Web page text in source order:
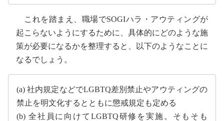
これを踏まえ、職場でSOGIハラ・アウティングが
起こらないようにするために、具体的にどのような施
策が必要になるかを整理すると、以下のようなことに
なるでしょう。
(a) 社内規定などでLGBTQ差別禁止やアウティングの
禁止を明文化するとともに懲戒規定も定める
(b) 全社員に向けてLGBTQ研修を実施。そもそも